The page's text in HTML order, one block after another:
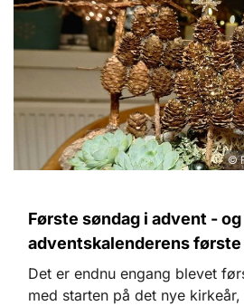
©
Første søndag i advent - og
adventskalenderens første
Det er endnu engang blevet
med starten på det nye